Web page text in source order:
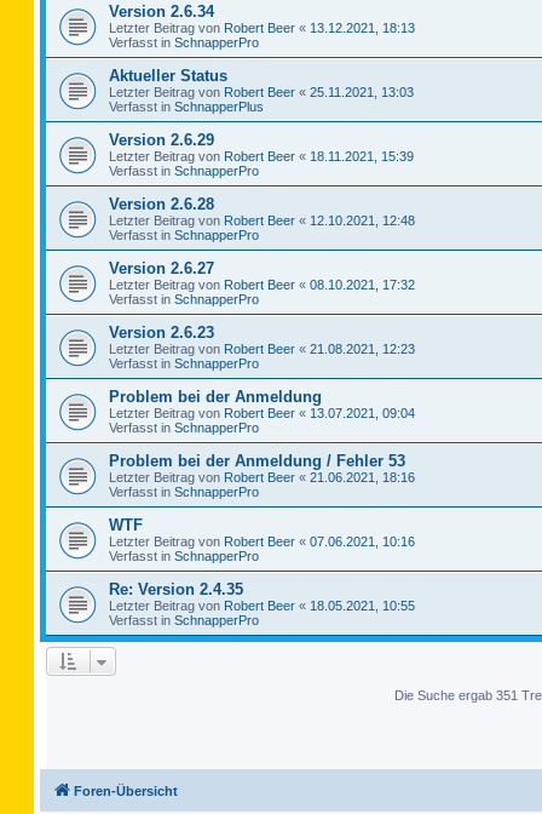
Version 2.6.34
Letzter Beitrag von Robert Beer « 13.12.2021, 18:13
Verfasst in SchnapperPro
Aktueller Status
Letzter Beitrag von Robert Beer « 25.11.2021, 13:03
Verfasst in SchnapperPlus
Version 2.6.29
Letzter Beitrag von Robert Beer « 18.11.2021, 15:39
Verfasst in SchnapperPro
Version 2.6.28
Letzter Beitrag von Robert Beer « 12.10.2021, 12:48
Verfasst in SchnapperPro
Version 2.6.27
Letzter Beitrag von Robert Beer « 08.10.2021, 17:32
Verfasst in SchnapperPro
Version 2.6.23
Letzter Beitrag von Robert Beer « 21.08.2021, 12:23
Verfasst in SchnapperPro
Problem bei der Anmeldung
Letzter Beitrag von Robert Beer « 13.07.2021, 09:04
Verfasst in SchnapperPro
Problem bei der Anmeldung / Fehler 53
Letzter Beitrag von Robert Beer « 21.06.2021, 18:16
Verfasst in SchnapperPro
WTF
Letzter Beitrag von Robert Beer « 07.06.2021, 10:16
Verfasst in SchnapperPro
Re: Version 2.4.35
Letzter Beitrag von Robert Beer « 18.05.2021, 10:55
Verfasst in SchnapperPro
Die Suche ergab 351
Foren-Übersicht